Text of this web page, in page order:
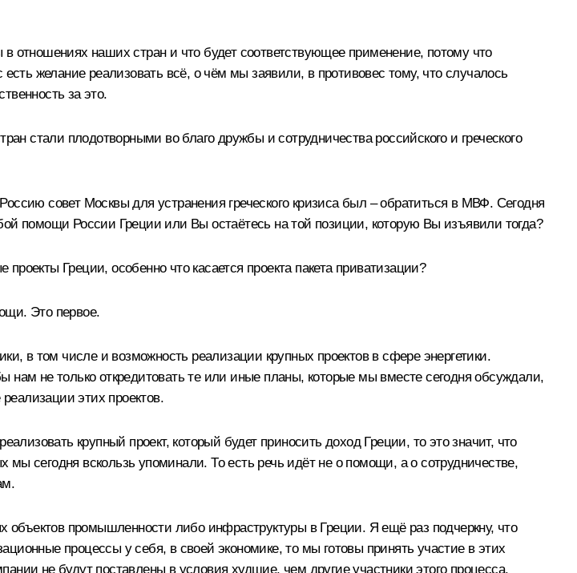
отношениях наших стран и что будет соответствующее применение, потому что
желание реализовать всё, о чём мы заявили, в противовес тому, что случалось
за это.
стали плодотворными во благо дружбы и сотрудничества российского и греческого
совет Москвы для устранения греческого кризиса был – обратиться в МВФ. Сегодня
помощи России Греции или Вы остаётесь на той позиции, которую Вы изъявили тогда?
Греции, особенно что касается проекта пакета приватизации?
Это первое.
в том числе и возможность реализации крупных проектов в сфере энергетики.
нам не только откредитовать те или иные планы, которые мы вместе сегодня обсуждали,
этих проектов.
крупный проект, который будет приносить доход Греции, то это значит, что
сегодня вскользь упоминали. То есть речь идёт не о помощи, а о сотрудничестве,
объектов промышленности либо инфраструктуры в Греции. Я ещё раз подчеркну, что
процессы у себя, в своей экономике, то мы готовы принять участие в этих
не будут поставлены в условия худшие, чем другие участники этого процесса.